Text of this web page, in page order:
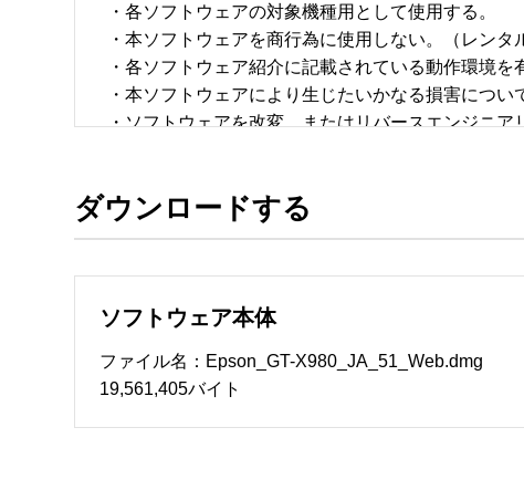
・各ソフトウェアの対象機種用として使用する。
・本ソフトウェアを商行為に使用しない。（レン
・各ソフトウェア紹介に記載されている動作環境を
・本ソフトウェアにより生じたいかなる損害につ
・ソフトウェアを改変、またはリバースエンジニア
ソフトウェアのサポート
ソフトウェアの保証範囲
・ソフトウェアは、予告せず改良、変更することが
著作権者
ダウンロードする
ソフトウェア本体
ファイル名：Epson_GT-X980_JA_51_Web.dmg
19,561,405バイト